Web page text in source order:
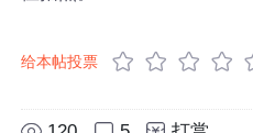
给本帖投票